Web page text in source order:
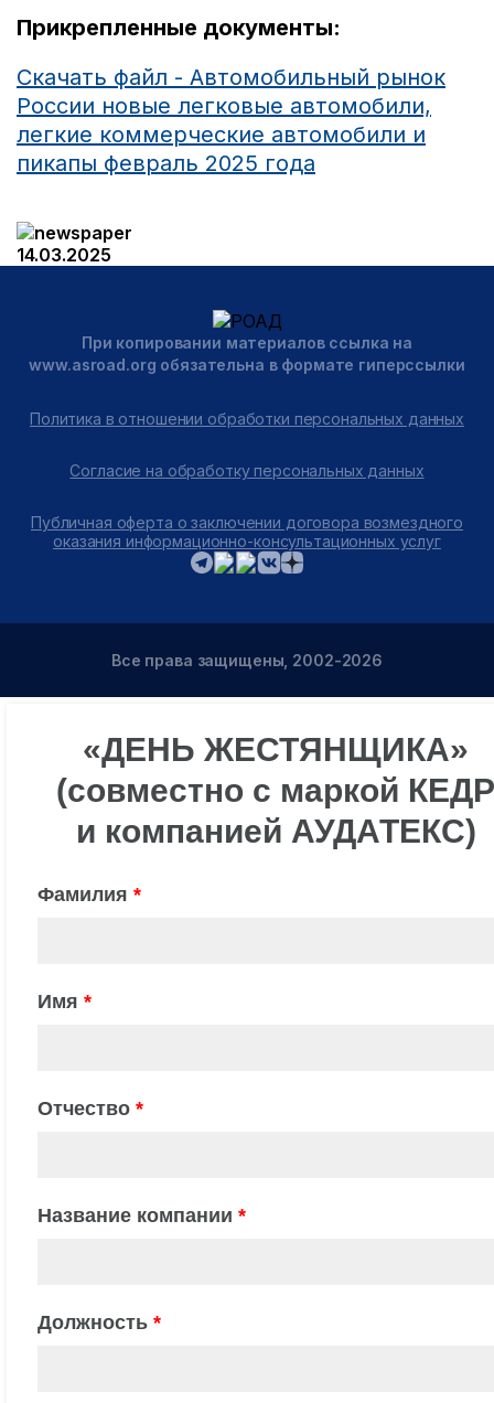
Прикрепленные документы:
Скачать файл - Автомобильный рынок
России новые легковые автомобили,
легкие коммерческие автомобили и
пикапы февраль 2025 года
14.03.2025
При копировании материалов ссылка на
www.asroad.org обязательна в формате гиперссылки
Политика в отношении обработки персональных данных
Согласие на обработку персональных данных
Публичная оферта о заключении договора возмездного
оказания информационно-консультационных услуг
Все права защищены, 2002-2026